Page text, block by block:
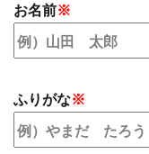
お名前※
ふりがな※